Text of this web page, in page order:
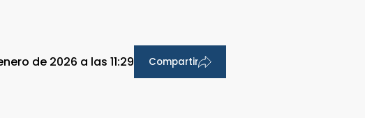
de 2026 a las 11:29 Compartir